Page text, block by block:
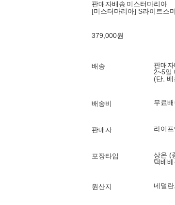
판매자배송 미스터마리아
[미스터마리아] S라이트스
379,000원
배송
판매
2~5일
(단,
배송비 무료
판매자 라이
포장타입
상온 (
택배
원산지 네덜란